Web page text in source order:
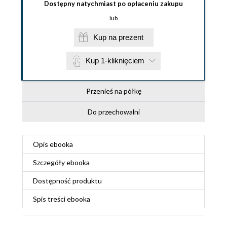
Dostępny natychmiast po opłaceniu zakupu
lub
Kup na prezent
Kup 1-kliknięciem
Przenieś na półkę
Do przechowalni
Opis ebooka
Szczegółyebooka
Dostępność produktu
Spis treściebooka